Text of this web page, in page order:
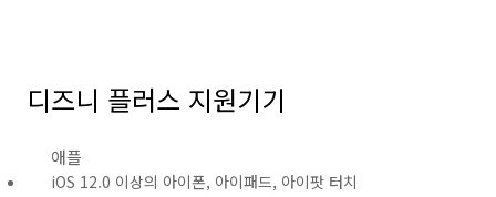
디즈니 플러스 지원기기
애플
iOS 12.0 이상의 아이폰, 아이패드, 아이팟 터치